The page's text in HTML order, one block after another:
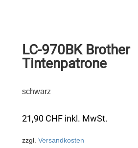
LC-970BK Brother
Tintenpatrone
schwarz
21,90 CHF inkl. MwSt.
zzgl. Versandkosten